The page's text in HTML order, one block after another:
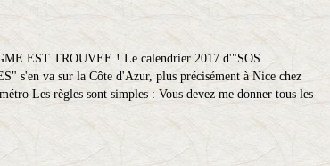
EST TROUVEE ! Le calendrier 2017 d'"SOS
s'en va sur la Côte d'Azur, plus précisément à Nice chez
Les règles sont simples : Vous devez me donner tous les